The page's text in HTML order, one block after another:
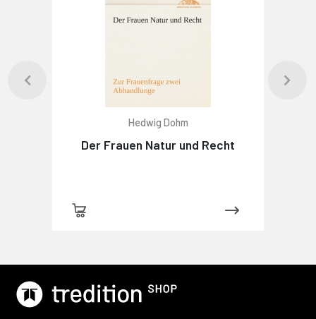
Hedwig Dohm
Der Frauen Natur und Recht